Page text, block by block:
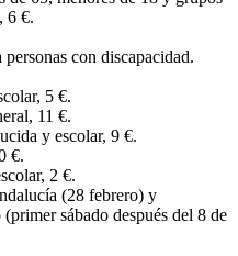
6 €.
con discapacidad.
5 €.
11 €.
y escolar, 9 €.
€.
2 €.
(28 febrero) y
sábado después del 8 de